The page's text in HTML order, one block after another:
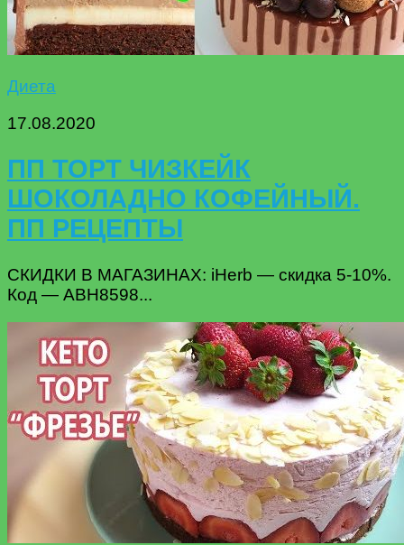
Диета
17.08.2020
ПП ТОРТ ЧИЗКЕЙК
ШОКОЛАДНО КОФЕЙНЫЙ.
ПП РЕЦЕПТЫ
СКИДКИ В МАГАЗИНАХ: iHerb — скидка 5-10%.
Код — ABH8598...